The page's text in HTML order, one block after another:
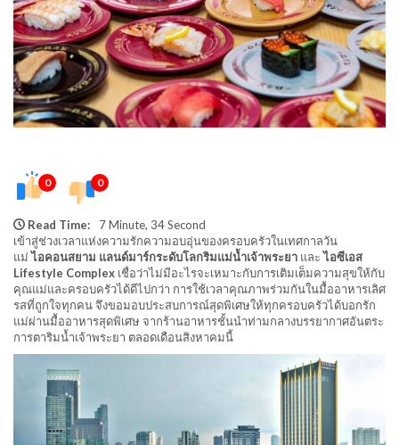
0 0
Read Time:
7 Minute, 34 Second
เข้าสู่ช่วงเวลาแห่งความรักความอบอุ่นของครอบครัวในเทศกาลวัน
แม่ไอคอนสยาม แลนด์มาร์กระดับโลกริมแม่น้ำเจ้าพระยา และไอซีเอส
Lifestyle Complex เชื่อว่าไม่มีอะไรจะเหมาะกับการเติมเต็มความสุขให้กับ
คุณแม่และครอบครัวได้ดีไปกว่า การใช้เวลาคุณภาพร่วมกันในมื้ออาหารเลิศ
รสที่ถูกใจทุกคน จึงขอมอบประสบการณ์สุดพิเศษให้ทุกครอบครัวได้บอกรัก
แม่ผ่านมื้ออาหารสุดพิเศษ จากร้านอาหารชั้นนำท่ามกลางบรรยากาศอันตระ
การตาริมน้ำเจ้าพระยา ตลอดเดือนสิงหาคมนี้